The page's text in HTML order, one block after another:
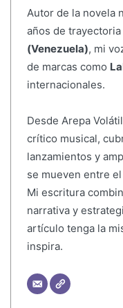
Autor de la novela
años de trayectoria
(Venezuela), mi
de marcas como
internacionales.
Desde Arepa
crítico musical,
lanzamientos y
se mueven entre
Mi escritura
narrativa y
artículo tenga la
inspira.